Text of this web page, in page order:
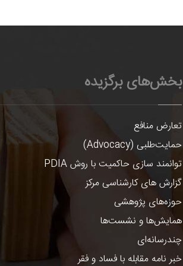
بخش‌های برگزیده
تعارض منافع
حمایت‌طلبی (Advocacy)
توانمند سازی حاکمیت با روش PDIA
گزارش های کارشناسی مرکز
حوزه‌های پژوهشی
همایش‌ها و نشست‌ها
چندرسانه‌ای
خبر نامه مقابله با فساد و فقر